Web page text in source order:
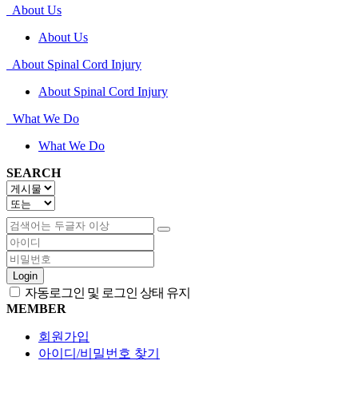
About Us
About Us
About Spinal Cord Injury
About Spinal Cord Injury
What We Do
What We Do
SEARCH
Login
자동로그인 및 로그인 상태 유지
MEMBER
회원가입
아이디/비밀번호 찾기